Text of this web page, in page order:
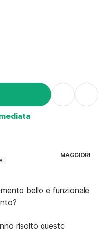
MAGGIORI
bello e funzionale
risolto questo